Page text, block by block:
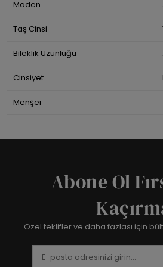
Maden
Taş Cinsi
Bileklik Uzunluğu
Cinsiyet
Menşei
Abone Ol
Özel teklifler ve daha fazlası için